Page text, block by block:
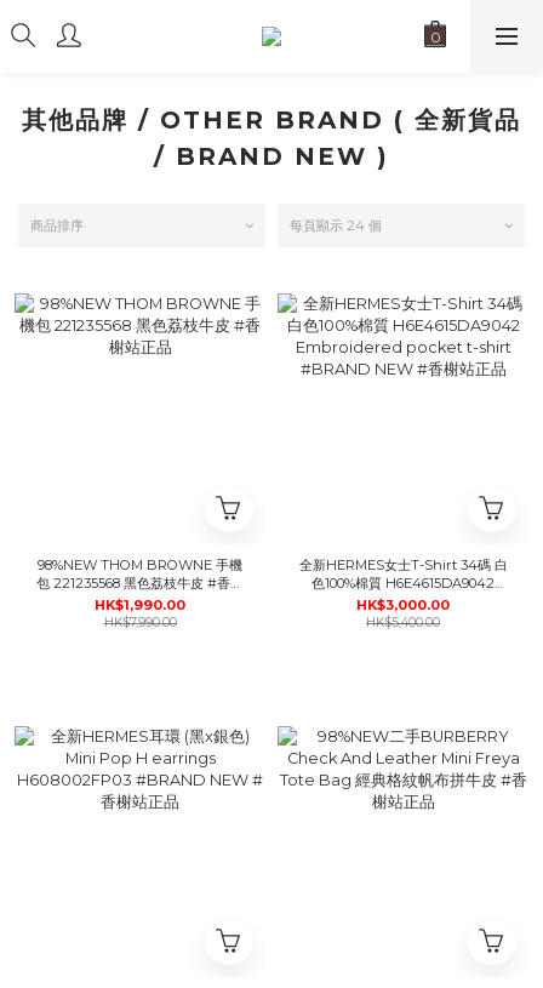
其他品牌 / OTHER BRAND ( 全新貨品
/ BRAND NEW )
商品排序 每頁顯示 24 個
98%NEW THOM BROWNE 手機
包 221235568 黑色荔枝牛皮 #香榭
站正品
HK$1,990.00
HK$7,990.00
全新HERMES女士T-Shirt 34碼 白
色100%棉質 H6E4615DA9042
Embroidered pocket t-shirt
#BRAND NEW #香榭站正品
HK$3,000.00
HK$5,400.00